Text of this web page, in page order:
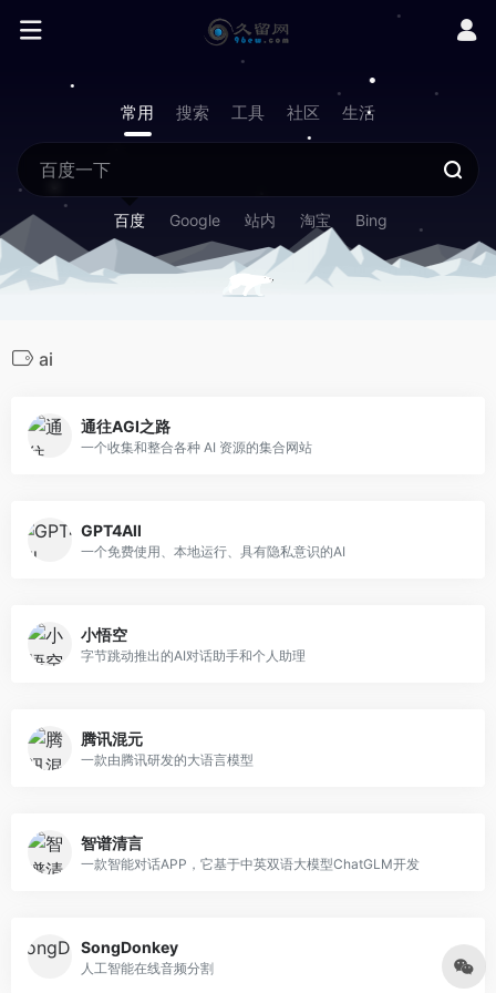
常用 搜索 工具 社区 生活
百度 Google 站内 淘宝 Bing
ai
通往AGI之路
一个收集和整合各种 AI 资源的集合网站
GPT4All
一个免费使用、本地运行、具有隐私意识的AI
小悟空
字节跳动推出的AI对话助手和个人助理
腾讯混元
一款由腾讯研发的大语言模型
智谱清言
一款智能对话APP，它基于中英双语大模型ChatGLM开发
SongDonkey
人工智能在线音频分割